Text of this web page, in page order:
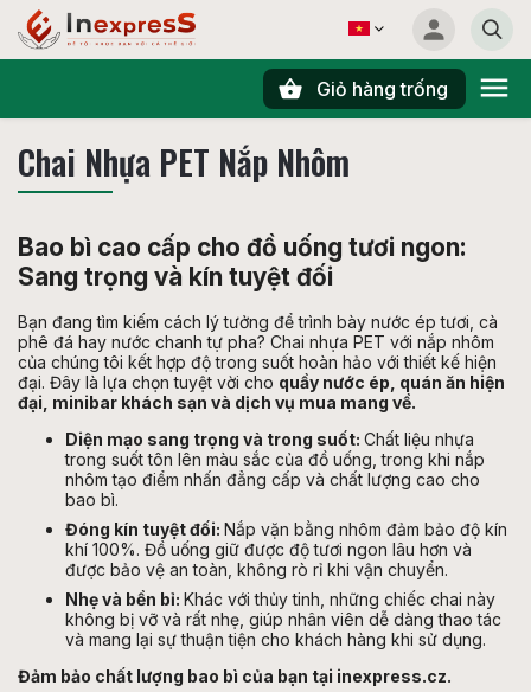
Giỏ hàng trống
Chai Nhựa PET Nắp Nhôm
Bao bì cao cấp cho đồ uống tươi ngon:
Sang trọng và kín tuyệt đối
Bạn đang tìm kiếm cách lý tưởng để trình bày nước ép tươi, cà
phê đá hay nước chanh tự pha? Chai nhựa PET với nắp nhôm
của chúng tôi kết hợp độ trong suốt hoàn hảo với thiết kế hiện
đại. Đây là lựa chọn tuyệt vời cho quầy nước ép, quán ăn hiện
đại, minibar khách sạn và dịch vụ mua mang về.
Diện mạo sang trọng và trong suốt: Chất liệu nhựa
trong suốt tôn lên màu sắc của đồ uống, trong khi nắp
nhôm tạo điểm nhấn đẳng cấp và chất lượng cao cho
bao bì.
Đóng kín tuyệt đối: Nắp vặn bằng nhôm đảm bảo độ kín
khí 100%. Đồ uống giữ được độ tươi ngon lâu hơn và
được bảo vệ an toàn, không rò rỉ khi vận chuyển.
Nhẹ và bền bỉ: Khác với thủy tinh, những chiếc chai này
không bị vỡ và rất nhẹ, giúp nhân viên dễ dàng thao tác
và mang lại sự thuận tiện cho khách hàng khi sử dụng.
Đảm bảo chất lượng bao bì của bạn tại inexpress.cz.